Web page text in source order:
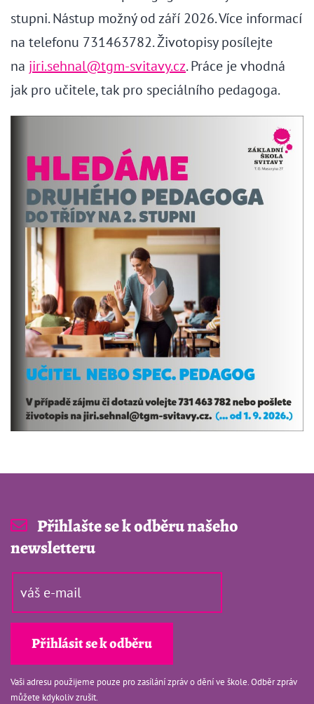
stupni. Nástup možný od září 2026. Více informací
na telefonu 731463782. Životopisy posílejte
na jiri.sehnal@tgm-svitavy.cz. Práce je vhodná
jak pro učitele, tak pro speciálního pedagoga.
Přihlašte se k odběru našeho
newsletteru
Vaši adresu použijeme pouze pro zasílání zpráv o dění ve škole. Odběr zpráv
můžete kdykoliv zrušit.